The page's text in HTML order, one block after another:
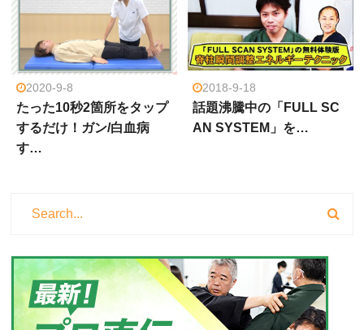
2020-9-8
たった10秒2箇所をタップ
するだけ！ガン/白血病
す…
2018-9-18
話題沸騰中の「FULL SC
AN SYSTEM」を…